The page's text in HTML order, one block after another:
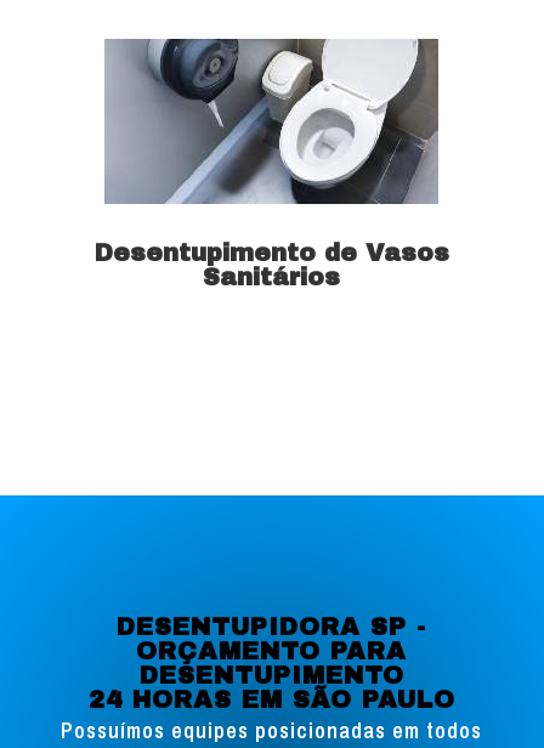
Desentupimento de Vasos
Sanitários
DESENTUPIDORA SP -
ORÇAMENTO PARA
DESENTUPIMENTO
24 HORAS EM SÃO PAULO
Possuímos equipes posicionadas em todos